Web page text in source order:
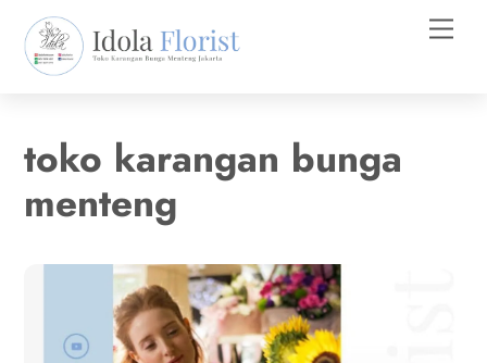
content
toko karangan bunga
menteng